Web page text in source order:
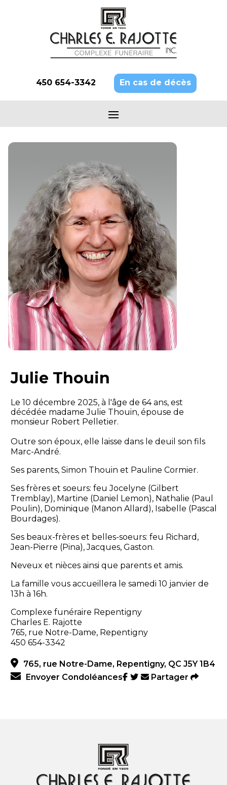
450 654-3342 En cas de décès
Julie Thouin
Le 10 décembre 2025, à l'âge de 64 ans, est
décédée madame Julie Thouin, épouse de
monsieur Robert Pelletier.
Outre son époux, elle laisse dans le deuil son fils
Marc-André.
Ses parents, Simon Thouin et Pauline Cormier.
Ses frères et soeurs: feu Jocelyne (Gilbert
Tremblay), Martine (Daniel Lemon), Nathalie (Paul
Poulin), Dominique (Manon Allard), Isabelle (Pascal
Bourdages).
Ses beaux-frères et belles-soeurs: feu Richard,
Jean-Pierre (Pina), Jacques, Gaston.
Neveux et nièces ainsi que parents et amis.
La famille vous accueillera le samedi 10 janvier de
13h à 16h.
Complexe funéraire Repentigny
Charles E. Rajotte
765, rue Notre-Dame, Repentigny
450 654-3342
765, rue Notre-Dame, Repentigny, QC J5Y 1B4
Envoyer Condoléances
Partager